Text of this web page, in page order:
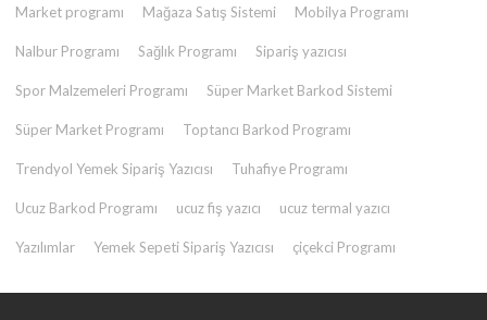
Market programı Mağaza Satış Sistemi Mobilya Programı
Nalbur Programı Sağlık Programı Sipariş yazıcısı
Spor Malzemeleri Programı Süper Market Barkod Sistemi
Süper Market Programı Toptancı Barkod Programı
Trendyol Yemek Sipariş Yazıcısı Tuhafiye Programı
Ucuz Barkod Programı ucuz fiş yazıcı ucuz termal yazıcı
Yazılımlar Yemek Sepeti Sipariş Yazıcısı çiçekci Programı